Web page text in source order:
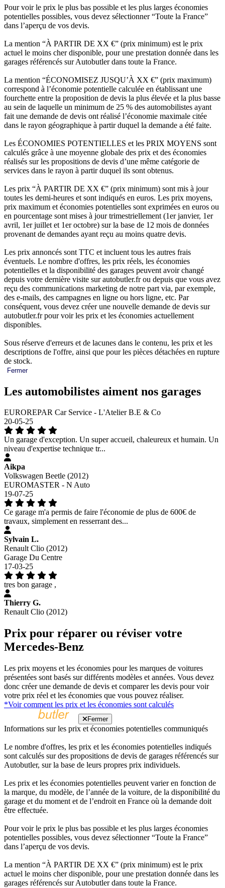
Pour voir le prix le plus bas possible et les plus larges économies
potentielles possibles, vous devez sélectionner “Toute la France”
dans l’aperçu de vos devis.
La mention “À PARTIR DE XX €” (prix minimum) est le prix
actuel le moins cher disponible, pour une prestation donnée dans les
garages référencés sur Autobutler dans toute la France.
La mention “ÉCONOMISEZ JUSQU’À XX €” (prix maximum)
correspond à l’économie potentielle calculée en établissant une
fourchette entre la proposition de devis la plus élevée et la plus basse
au sein de laquelle un minimum de 25 % des automobilistes ayant
fait une demande de devis ont réalisé l’économie maximale citée
dans le rayon géographique à partir duquel la demande a été faite.
Les ÉCONOMIES POTENTIELLES et les PRIX MOYENS sont
calculés grâce à une moyenne globale des prix et des économies
réalisés sur les propositions de devis d’une même catégorie de
services dans le rayon à partir duquel ils sont obtenus.
Les prix “À PARTIR DE XX €” (prix minimum) sont mis à jour
toutes les demi-heures et sont indiqués en euros. Les prix moyens,
prix maximum et économies potentielles sont exprimées en euros ou
en pourcentage sont mises à jour trimestriellement (1er janvier, 1er
avril, 1er juillet et 1er octobre) sur la base de 12 mois de données
provenant de demandes ayant reçu au moins quatre devis.
Les prix annoncés sont TTC et incluent tous les autres frais
éventuels. Le nombre d'offres, les prix réels, les économies
potentielles et la disponibilité des garages peuvent avoir changé
depuis votre dernière visite sur autobutler.fr ou depuis que vous avez
reçu des communications marketing de notre part via, par exemple,
des e-mails, des campagnes en ligne ou hors ligne, etc. Par
conséquent, vous devez créer une nouvelle demande de devis sur
autobutler.fr pour voir les prix et les économies actuellement
disponibles.
Sous réserve d'erreurs et de lacunes dans le contenu, les prix et les
descriptions de l'offre, ainsi que pour les pièces détachées en rupture
de stock.
Fermer
Les automobilistes aiment nos garages
EUROREPAR Car Service - L'Atelier B.E & Co
20-05-25
Un garage d'exception. Un super accueil, chaleureux et humain. Un
niveau d'expertise technique tr...
Aikpa
Volkswagen Beetle (2012)
EUROMASTER - N Auto
19-07-25
Ce garage m'a permis de faire l'économie de plus de 600€ de
travaux, simplement en resserrant des...
Sylvain L.
Renault Clio (2012)
Garage Du Centre
17-03-25
tres bon garage ,
Thierry G.
Renault Clio (2012)
Prix pour réparer ou réviser votre
Mercedes-Benz
Les prix moyens et les économies pour les marques de voitures
présentées sont basés sur différents modèles et années. Vous devez
donc créer une demande de devis et comparer les devis pour voir
votre prix réel et les économies que vous pouvez réaliser.
*Voir comment les prix et les économies sont calculés
Fermer
Informations sur les prix et économies potentielles communiqués
Le nombre d'offres, les prix et les économies potentielles indiqués
sont calculés sur des propositions de devis de garages référencés sur
Autobutler, sur la base de leurs propres prix individuels.
Les prix et les économies potentielles peuvent varier en fonction de
la marque, du modèle, de l’année de la voiture, de la disponibilité du
garage et du moment et de l’endroit en France où la demande doit
être effectuée.
Pour voir le prix le plus bas possible et les plus larges économies
potentielles possibles, vous devez sélectionner “Toute la France”
dans l’aperçu de vos devis.
La mention “À PARTIR DE XX €” (prix minimum) est le prix
actuel le moins cher disponible, pour une prestation donnée dans les
garages référencés sur Autobutler dans toute la France.